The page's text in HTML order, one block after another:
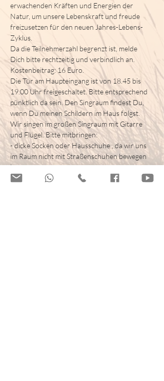
erwachenden Kräften und Energien der
Natur, um unsere Lebenskraft und freude
freizusetzen für den neuen Jahres-Lebens-
Zyklus.
Da die Teilnehmerzahl begrenzt ist, melde
Dich bitte rechtzeitig und verbindlich an.
Kostenbeitrag: 16 Euro.
Die Tür am Haupteingang ist von 18.45 bis
19.00 Uhr freigeschaltet. Bitte entsprechend
pünktlich da sein. Den Singraum findest Du,
wenn Du meinen Schildern im Haus folgst.
Wir singen im großen Singraum mit Gitarre
und Flügel. Bitte mitbringen:
- dicke Socken oder Hausschuhe , da wir uns
im Raum nicht mit Straßenschuhen bewegen
können
- eine Decke oder Kissen zum Sitzen oder